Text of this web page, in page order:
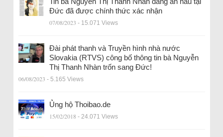
Đức đã được chính thức xác nhận
07/08/2023 - 15.071 Views
Đài phát thanh và Truyền hình nhà nước
Slovakia (RTVS) công bố thông tin bà Nguyễn
Thị Thanh Nhàn trốn sang Đức!
06/08/2023 - 5.165 Views
Ủng hộ Thoibao.de
15/02/2018 - 24.071 Views